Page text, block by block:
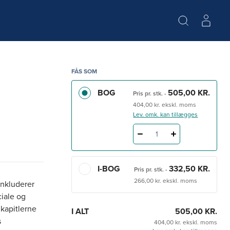
og
FÅS SOM
BOG Pris pr. stk. - 505,00 KR.
404,00 kr. ekskl. moms
Lev. omk. kan tillægges
1
I-BOG Pris pr. stk. -332,50 KR.
266,00 kr. ekskl. moms
I ALT 505,00 KR.
404,00 kr. ekskl. moms